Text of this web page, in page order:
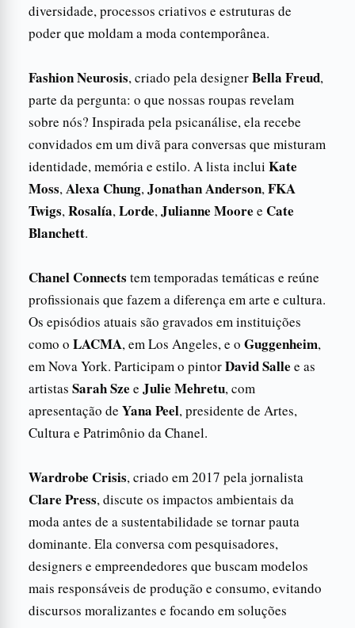
diversidade, processos criativos e estruturas de
poder que moldam a moda contemporânea.
Fashion Neurosis, criado pela designerBella Freud,
parte da pergunta: o que nossas roupas revelam
sobre nós? Inspirada pela psicanálise, ela recebe
convidados em um divã para conversas que misturam
identidade, memória e estilo. A lista inclui Kate
Moss,Alexa Chung,Jonathan Anderson,FKA
Twigs,Rosalía,Lorde,Julianne Moore e Cate
Blanchett.
Chanel Connects tem temporadas temáticas e reúne
profissionais que fazem a diferença em arte e cultura.
Os episódios atuais são gravados em instituições
como o LACMA, em Los Angeles, e o Guggenheim,
em Nova York. Participam o pintorDavid Salle e as
artistas Sarah Sze e Julie Mehretu, com
apresentação de Yana Peel, presidente de Artes,
Cultura e Patrimônio da Chanel.
Wardrobe Crisis, criado em 2017 pela jornalista
Clare Press, discute os impactos ambientais da
moda antes de a sustentabilidade se tornar pauta
dominante. Ela conversa com pesquisadores,
designers e empreendedores que buscam modelos
mais responsáveis de produção e consumo, evitando
discursos moralizantes e focando em soluções